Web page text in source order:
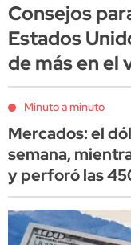
Consejos
Estados
de más en el
Minuto a minuto
Mercados: el
semana,
y perforó las